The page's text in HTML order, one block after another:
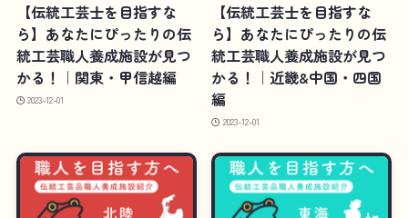
【伝統工芸士を目指すな
ら】あなたにぴったりの伝
統工芸職人養成施設が見つ
かる！｜関東・甲信越編
2023-12-01
【伝統工芸士を目指すな
ら】あなたにぴったりの伝
統工芸職人養成施設が見つ
かる！｜近畿&中国・四国
編
2023-12-01